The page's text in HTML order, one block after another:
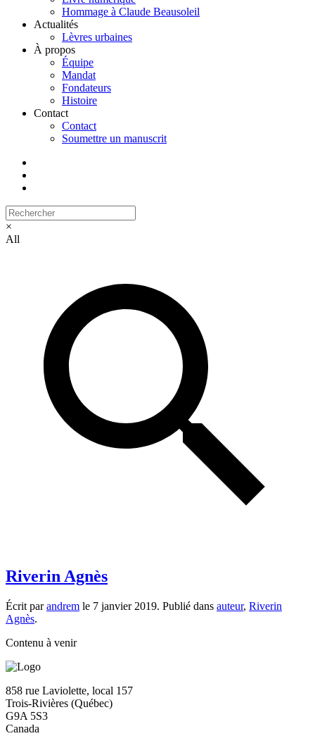
Hommage à Claude Beausoleil
Actualités
Lèvres urbaines
À propos
Équipe
Mandat
Fondateurs
Histoire
Contact
Contact
Soumettre un manuscrit
×
All
Riverin Agnès
Écrit parandrem le 7 janvier 2019. Publié dans auteur, Riverin
Agnès.
Contenu à venir
858 rue Laviolette, local 157
Trois-Rivières (Québec)
G9A 5S3
Canada